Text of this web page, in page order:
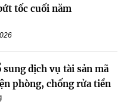
tốc cuối năm
sung dịch vụ tài sản mã
phòng, chống rửa tiền